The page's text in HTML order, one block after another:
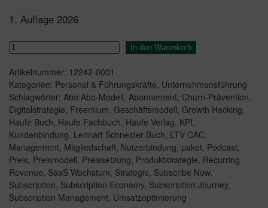
1. Auflage 2026
Subscribe
Menge
In den Warenkorb
Artikelnummer: 12242-0001
Kategorien: Personal & Führungskräfte Unternehmensführung
Schlagwörter: Abo:Abo-Modell Abonnement Churn-Prävention
Digitalstrategie Freemium Geschäftsmodell Growth Hacking
Haufe Buch Haufe Fachbuch Haufe Verlag KPI
Kundenbindung Lennart Schneider Buch LTV CAC
Management Mitgliedschaft Nutzerbindung paket Podcast
Preis Preismodell Preissetzung Produktstrategie Recurring
Revenue SaaS Wachstum Strategie Subscribe Now,
Subscription Subscription Economy, Subscription Journey,
Subscription Management Umsatzoptimierung